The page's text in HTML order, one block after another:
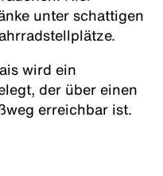
unter schattigen
wird ein
der über einen
erreichbar ist.